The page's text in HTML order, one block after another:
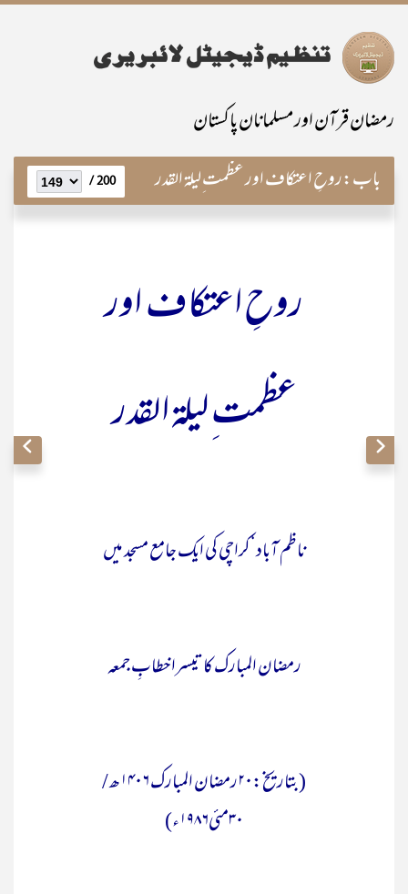
رمضان قرآن اور مسلمانان پاکستان
باب:روحِ اعتکاف اور عظمت ِلیلۃ القدر 200 /
روحِ اعتکاف اور
عظمت ِلیلۃ القدر
ناظم آباد‘کراچی کی ایک جامع مسجد میں
رمضان المبارک کا تیسراخطابِ جمعہ
(بتاریخ:۲۰رمضان المبارک ۱۴۰۶ھ /
۳۰مئی۱۹۸۶ء)